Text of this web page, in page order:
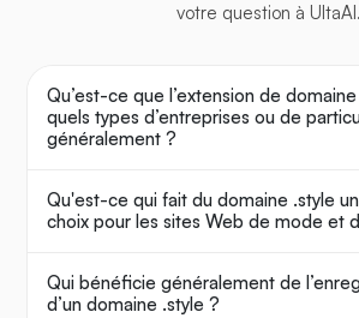
votre question à UltaAI.
Qu’est-ce que l’extension de
quels types d’entreprises ou de
généralement ?
Qu'est-ce qui fait du domaine .style
choix pour les sites Web de mode et
Qui bénéficie généralement de
d’un domaine .style ?